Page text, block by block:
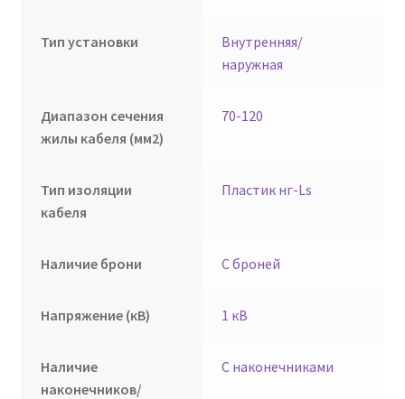
Тип установки
Внутренняя/
наружная
Диапазон сечения
жилы кабеля (мм2)
70-120
Тип изоляции
кабеля
Пластик нг-Ls
Наличие брони С броней
Напряжение (кВ) 1 кВ
Наличие
наконечников/
С наконечниками